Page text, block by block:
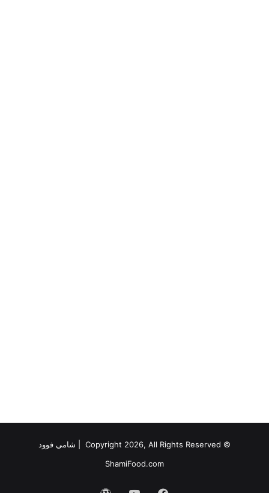
© Copyright 2026, All Rights Reserved |
شامي فوود
ShamiFood.com